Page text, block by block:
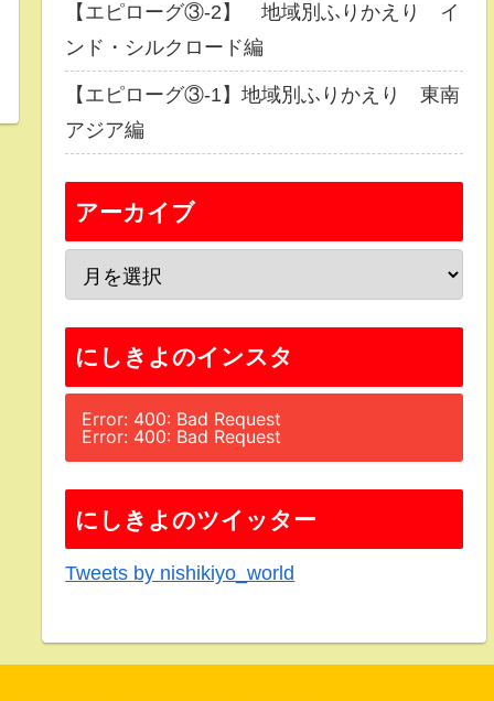
【エピローグ③-2】 地域別ふりかえり イ
ンド・シルクロード編
【エピローグ③-1】地域別ふりかえり 東南
アジア編
アーカイブ
にしきよのインスタ
Error: 400: Bad Request
Error: 400: Bad Request
にしきよのツイッター
Tweets by nishikiyo_world